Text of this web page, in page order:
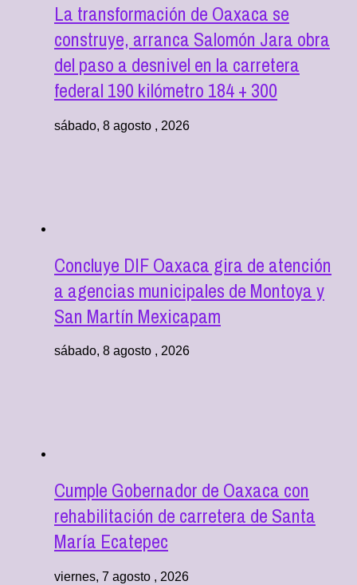
La transformación de Oaxaca se
construye, arranca Salomón Jara obra
del paso a desnivel en la carretera
federal 190 kilómetro 184 + 300
sábado, 8 agosto , 2026
Concluye DIF Oaxaca gira de atención
a agencias municipales de Montoya y
San Martín Mexicapam
sábado, 8 agosto , 2026
Cumple Gobernador de Oaxaca con
rehabilitación de carretera de Santa
María Ecatepec
viernes, 7 agosto , 2026